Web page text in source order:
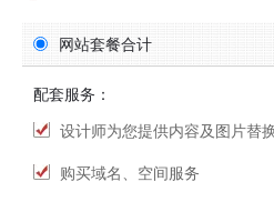
网站套餐合计
配套服务：
设计师为您提供内容及图片替
购买域名、空间服务